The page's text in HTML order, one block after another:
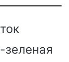
зеленая